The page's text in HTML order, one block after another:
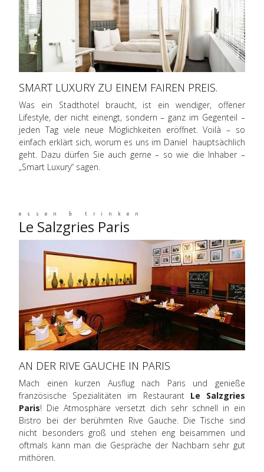
SMART LUXURY ZU EINEM FAIREN PREIS.
Was ein Stadthotel braucht, ist ein wendiger, offener
Lifestyle, der nicht einengt, sondern – ganz im Gegenteil –
jeden Tag viele neue Möglichkeiten eröffnet. Voilà – so
einfach erklärt sich, worum es uns im Daniel hauptsächlich
geht. Dazu dürfen Sie auch gerne – so wie die Inhaber –
„Smart Luxury“ sagen.
essen & trinken
Le Salzgries Paris
AN DER RIVE GAUCHE IN PARIS
Mach einen kurzen Ausflug nach Paris und genieße
französische Spezialitäten im Restaurant Le Salzgries
Paris! Die Atmosphäre versetzt dich sehr schnell in ein
Bistro bei der berühmten Rive Gauche. Die Tische sind
nicht besonders groß und stehen eng beisammen und
oftmals kann man die Gespräche der Nachbarn sehr gut
mithören.